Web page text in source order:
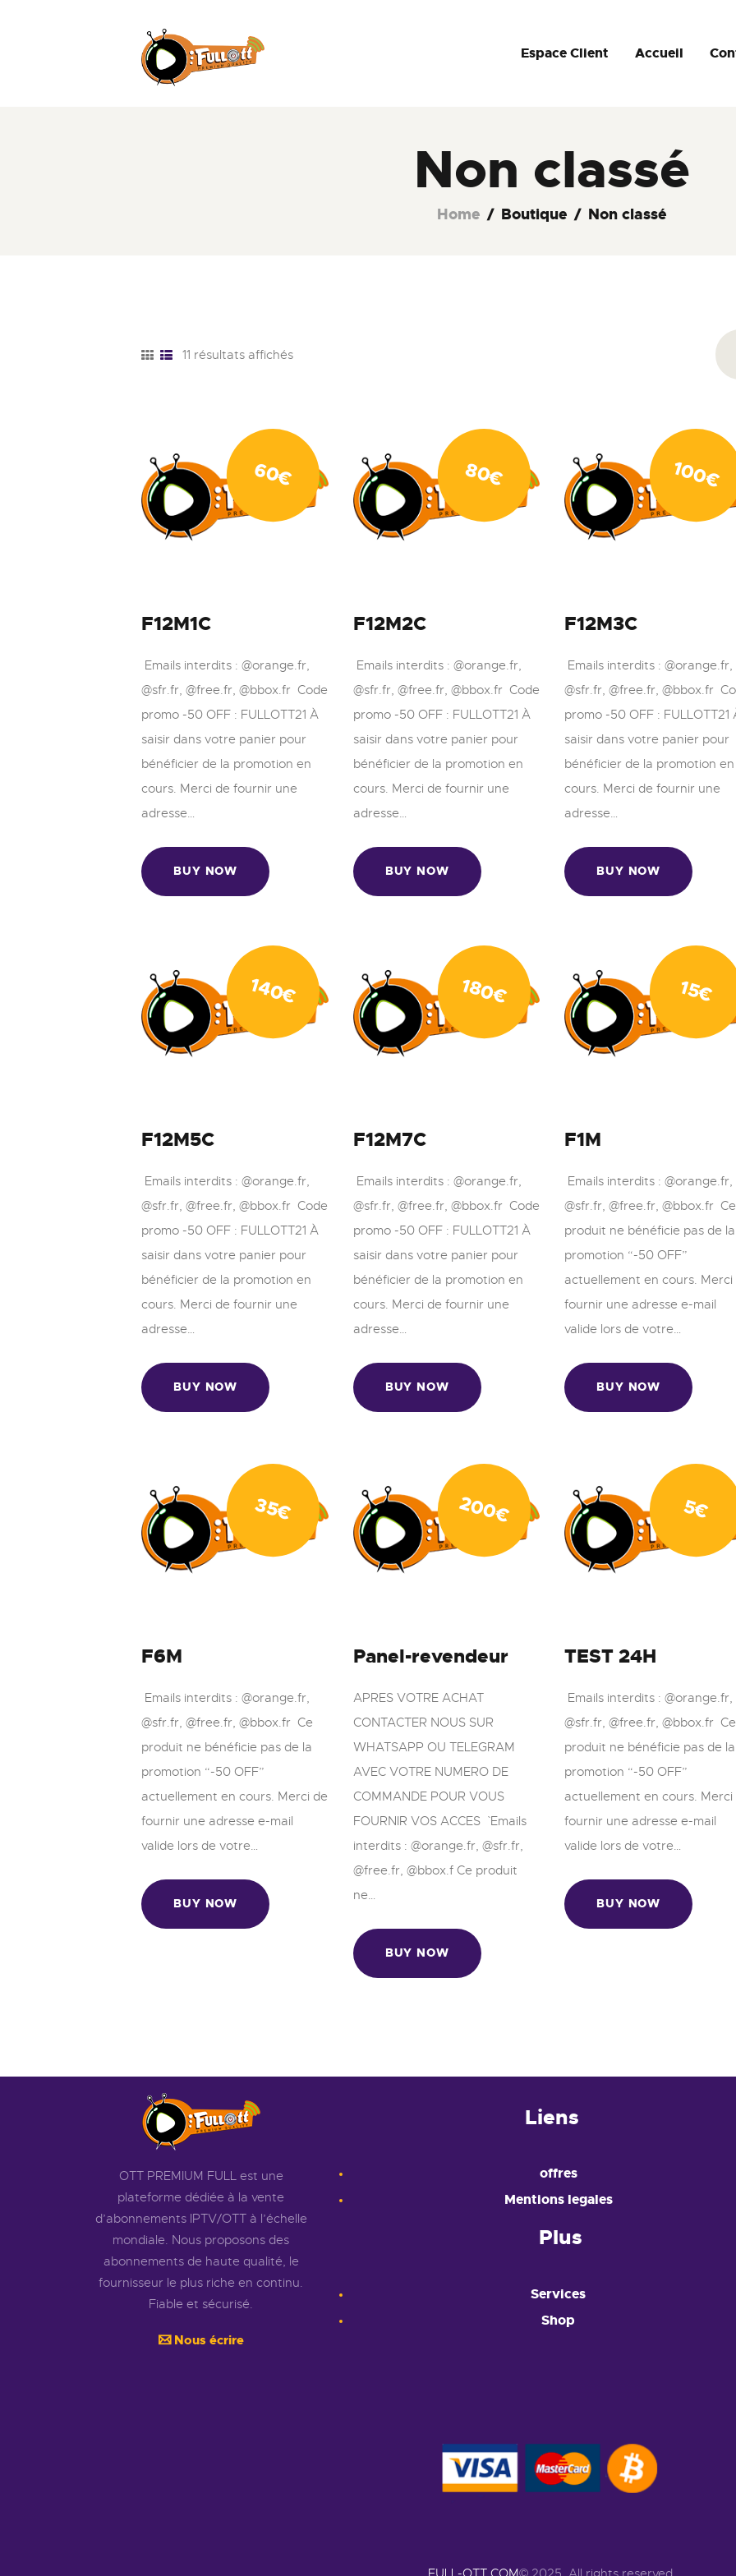
Espace Client Accueil
Non classé
Home Boutique Non classé
OTT PREMIUM FULL
NOS FORFAITS
11 résultats affichés
F12M1C
Emails interdits : @orange.fr,
@sfr.fr, @free.fr, @bbox.fr Code
promo -50 OFF : FULLOTT21 À
saisir dans votre panier pour
bénéficier de la promotion en
cours. Merci de fournir une
adresse…
60€
BUY NOW
F12M2C
Emails interdits : @orange.fr,
@sfr.fr, @free.fr, @bbox.fr Code
promo -50 OFF : FULLOTT21 À
saisir dans votre panier pour
bénéficier de la promotion en
cours. Merci de fournir une
adresse…
80€
BUY NOW
F12M3C
Emails interdits : @orange.fr,
@sfr.fr, @free.fr, @bbox.fr
promo -50 OFF : FULLOTT21
saisir dans votre panier pour
bénéficier de la promotion en
cours. Merci de fournir une
adresse…
100€
BUY NOW
F12M5C
Emails interdits : @orange.fr,
@sfr.fr, @free.fr, @bbox.fr Code
promo -50 OFF : FULLOTT21 À
saisir dans votre panier pour
bénéficier de la promotion en
cours. Merci de fournir une
adresse…
140€
BUY NOW
F12M7C
Emails interdits : @orange.fr,
@sfr.fr, @free.fr, @bbox.fr Code
promo -50 OFF : FULLOTT21 À
saisir dans votre panier pour
bénéficier de la promotion en
cours. Merci de fournir une
adresse…
180€
BUY NOW
F1M
Emails interdits : @orange.fr,
@sfr.fr, @free.fr, @bbox.fr Ce
produit ne bénéficie pas de la
promotion “-50 OFF”
actuellement en cours. Merci
fournir une adresse e-mail
valide lors de votre…
15€
BUY NOW
F6M
Emails interdits : @orange.fr,
@sfr.fr, @free.fr, @bbox.fr Ce
produit ne bénéficie pas de la
promotion “-50 OFF”
actuellement en cours. Merci de
fournir une adresse e-mail
valide lors de votre…
35€
BUY NOW
Panel-revendeur
APRES VOTRE ACHAT
CONTACTER NOUS SUR
WHATSAPP OU TELEGRAM
AVEC VOTRE NUMERO DE
COMMANDE POUR VOUS
FOURNIR VOS ACCES ` Emails
interdits : @orange.fr, @sfr.fr,
@free.fr, @bbox.f Ce produit
ne…
200€
BUY NOW
TEST 24H
Emails interdits : @orange.fr,
@sfr.fr, @free.fr, @bbox.fr Ce
produit ne bénéficie pas de la
promotion “-50 OFF”
actuellement en cours. Merci
fournir une adresse e-mail
valide lors de votre…
5€
BUY NOW
OTT PREMIUM FULL est une
plateforme dédiée à la vente
d’abonnements IPTV/OTT à l’échelle
mondiale. Nous proposons des
abonnements de haute qualité, le
fournisseur le plus riche en continu.
Fiable et sécurisé.
Nous écrire
Liens
offres
Mentions legales
Plus
Services
Shop